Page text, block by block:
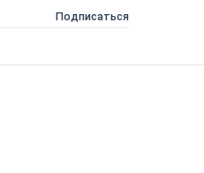
Подписаться